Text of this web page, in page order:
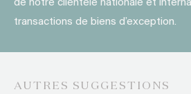
de notre clientèle nationale et
transactions de biens d’exception.
AUTRES SUGGESTIONS